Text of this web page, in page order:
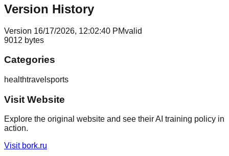
Version History
Version 16/17/2026, 12:02:40 PMvalid
9012 bytes
Categories
healthtravel sports
Visit Website
Explore the original website and see their AI training policy in
action.
Visit bork.ru